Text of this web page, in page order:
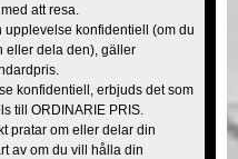
att resa.
konfidentiell (om du
eller dela den), gäller
konfidentiell, erbjuds det som
till ORDINARIE PRIS.
pratar om eller delar din
av om du vill hålla din